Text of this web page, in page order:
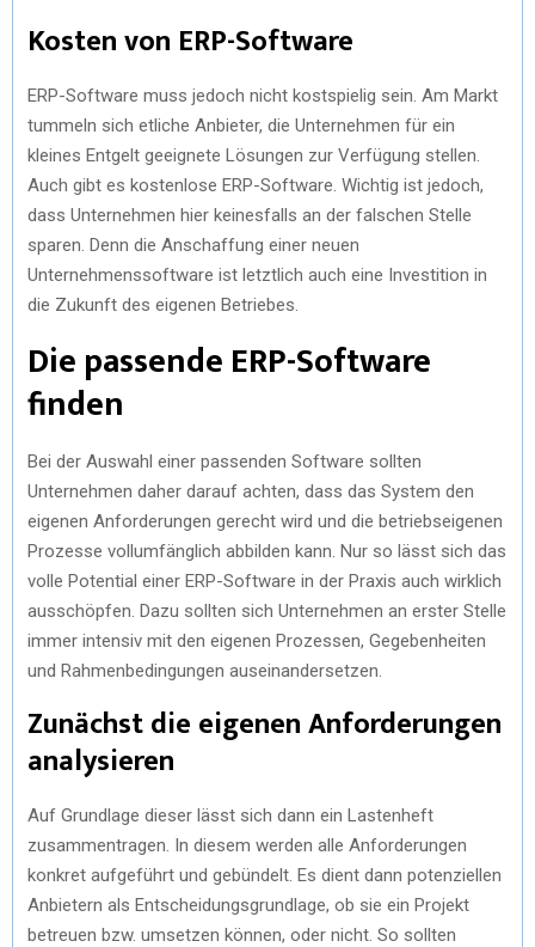
Kosten von ERP-Software
ERP-Software muss jedoch nicht kostspielig sein. Am Markt
tummeln sich etliche Anbieter, die Unternehmen für ein
kleines Entgelt geeignete Lösungen zur Verfügung stellen.
Auch gibt es kostenlose ERP-Software. Wichtig ist jedoch,
dass Unternehmen hier keinesfalls an der falschen Stelle
sparen. Denn die Anschaffung einer neuen
Unternehmenssoftware ist letztlich auch eine Investition in
die Zukunft des eigenen Betriebes.
Die passende ERP-Software
finden
Bei der Auswahl einer passenden Software sollten
Unternehmen daher darauf achten, dass das System den
eigenen Anforderungen gerecht wird und die betriebseigenen
Prozesse vollumfänglich abbilden kann. Nur so lässt sich das
volle Potential einer ERP-Software in der Praxis auch wirklich
ausschöpfen. Dazu sollten sich Unternehmen an erster Stelle
immer intensiv mit den eigenen Prozessen, Gegebenheiten
und Rahmenbedingungen auseinandersetzen.
Zunächst die eigenen Anforderungen
analysieren
Auf Grundlage dieser lässt sich dann ein Lastenheft
zusammentragen. In diesem werden alle Anforderungen
konkret aufgeführt und gebündelt. Es dient dann potenziellen
Anbietern als Entscheidungsgrundlage, ob sie ein Projekt
betreuen bzw. umsetzen können, oder nicht. So sollten